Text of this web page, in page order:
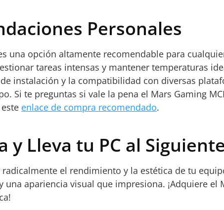
Personales
una opción altamente recomendable para
tareas intensas y mantener temperaturas
instalación y la compatibilidad con diversas
Si te preguntas si vale la pena el Mars Gaming
enlace de compra recomendado.
y Lleva tu PC al
el rendimiento y la estética de tu
apariencia visual que impresiona. ¡Adquiere el